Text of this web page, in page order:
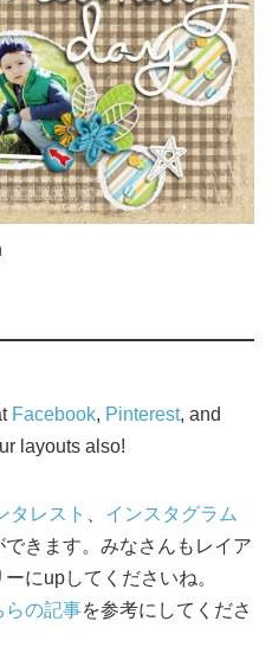
Facebook, Pinterest, and
layouts also!
タレスト
インスタグラム
きます。みなさんもレイア
にupしてくださいね。
らの記事を参考にしてくださ